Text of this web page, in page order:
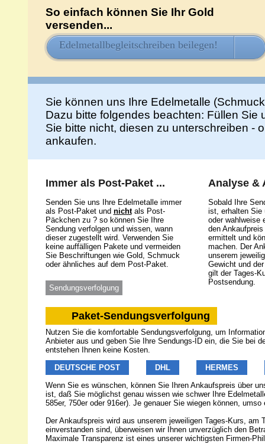
So einfach können Sie Ihr Gold
versenden...
Sie können uns Ihre Edelmetalle
Dazu bitte folgendes beachten: Füllen Sie
Sie bitte nicht, diesen zu unterschreiben -
ankaufen.
Immer als Post-Paket ...
Senden Sie uns Ihre Edelmetalle immer
als Post-Paket und nichtals Post-
Päckchen zu ? so können Sie Ihre
Sendung verfolgen und wissen, wann
dieser zugestellt wird. Verwenden Sie
keine auffälligen Pakete und vermeiden
Sie Beschriftungen wie Gold, Schmuck
oder ähnliches auf dem Post-Paket.
Sendungsverfolgung
Analyse &
Sobald Ihre
ist, erhalten Sie
oder wahlweise
den
ermittelt und
machen. Der
unserem
Gewicht und
gilt der Tages-
Postsendung.
Paket-Sendungsverfolgung
Nutzen Sie die komfortable Sendungsverfolgung, um
Anbieter aus und geben Sie Ihre Sendungs-ID ein, die Sie bei
entstehen Ihnen keine Kosten.
DEUTSCHE POST
DHL
HERMES
Wenn Sie es wünschen, können Sie Ihren Ankaufspreis über
ist, daß Sie möglichst genau wissen wie schwer Ihre
585er, 750er oder 916er). Je genauer Sie wiegen können,
Der Ankaufspreis wird aus unserem jeweiligen Tages-Kurs,
einverstanden sind, überweisen wir Ihnen unverzüglich den
Maximale Transparenz ist eines unserer wichtigsten Firmen-
Edelmetallbegleitschreiben beilegen!